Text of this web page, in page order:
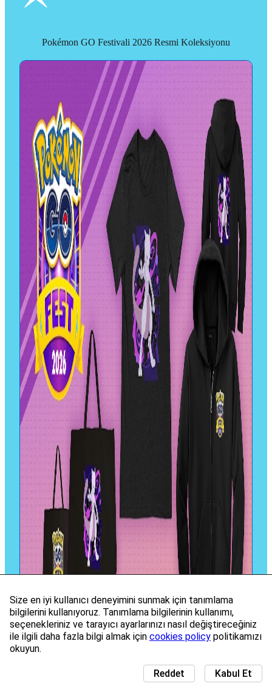
Pokémon GO Festivali 2026 Resmi Koleksiyonu
Size en iyi kullanıcı deneyimini sunmak için tanımlama
bilgilerini kullanıyoruz. Tanımlama bilgilerinin kullanımı,
seçenekleriniz ve tarayıcı ayarlarınızı nasıl değiştireceğiniz
ile ilgili daha fazla bilgi almak için cookies policy politikamızı
okuyun.
Kabul Et
Reddet